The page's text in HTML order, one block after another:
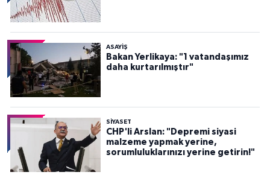
ASAYİŞ
Bakan Yerlikaya: "1 vatandaşımız
daha kurtarılmıştır"
SİYASET
CHP'li Arslan: "Depremi siyasi
malzeme yapmak yerine,
sorumluluklarınızı yerine getirin!"